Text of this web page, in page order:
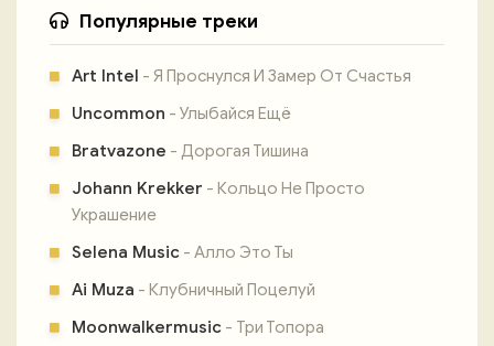
Популярные треки
Art Intel - Я Проснулся И Замер От Счастья
Uncommon - Улыбайся Ещё
Bratvazone - Дорогая Тишина
Johann Krekker - Кольцо Не Просто
Украшение
Selena Music - Алло Это Ты
Ai Muza - Клубничный Поцелуй
Moonwalkermusic - Три Топора